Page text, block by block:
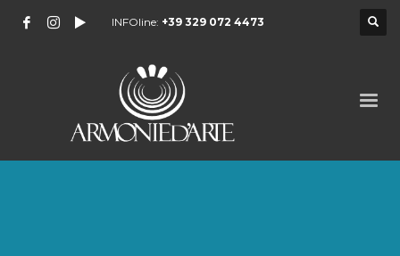
INFOline: +39 329 072 4473